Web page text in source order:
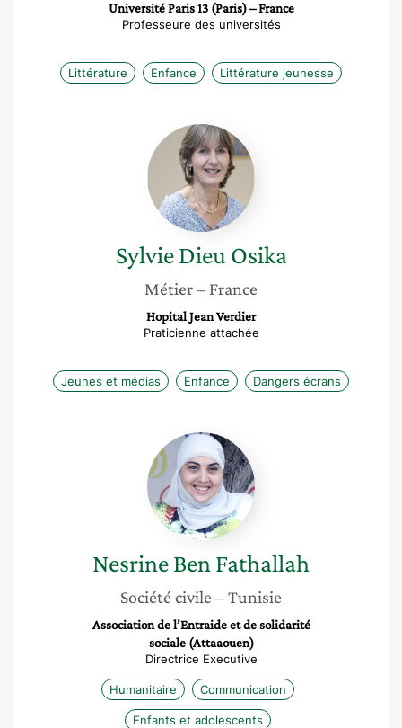
Université Paris 13 (Paris) – France
Professeure des universités
Littérature Enfance Littérature jeunesse
Sylvie
Dieu
Osika
Sylvie Dieu Osika
Métier– France
Hopital Jean Verdier
Praticienne attachée
Jeunes et médias Enfance Dangers écrans
Nesrine
Ben
Fathallah
NesrineBen Fathallah
Société civile – Tunisie
Association de l’Entraide et de solidarité
sociale (Attaaouen)
Directrice Executive
Humanitaire Communication
Enfants et adolescents